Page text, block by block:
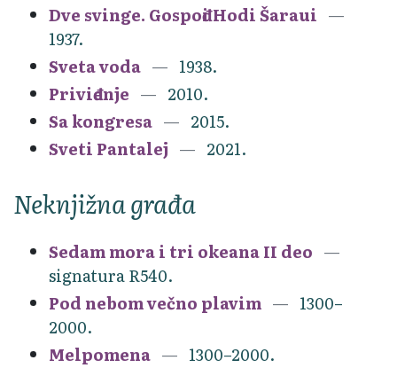
Dve svinge. Gospođi Hodi Šaraui
1937.
Sveta voda
1938.
Priviđenje
2010.
Sa kongresa
2015.
Sveti Pantalej
2021.
Neknjižna građa
Sedam mora i tri okeana II deo
signatura R540.
Pod nebom večno plavim
1300–
2000.
Melpomena
1300–2000.